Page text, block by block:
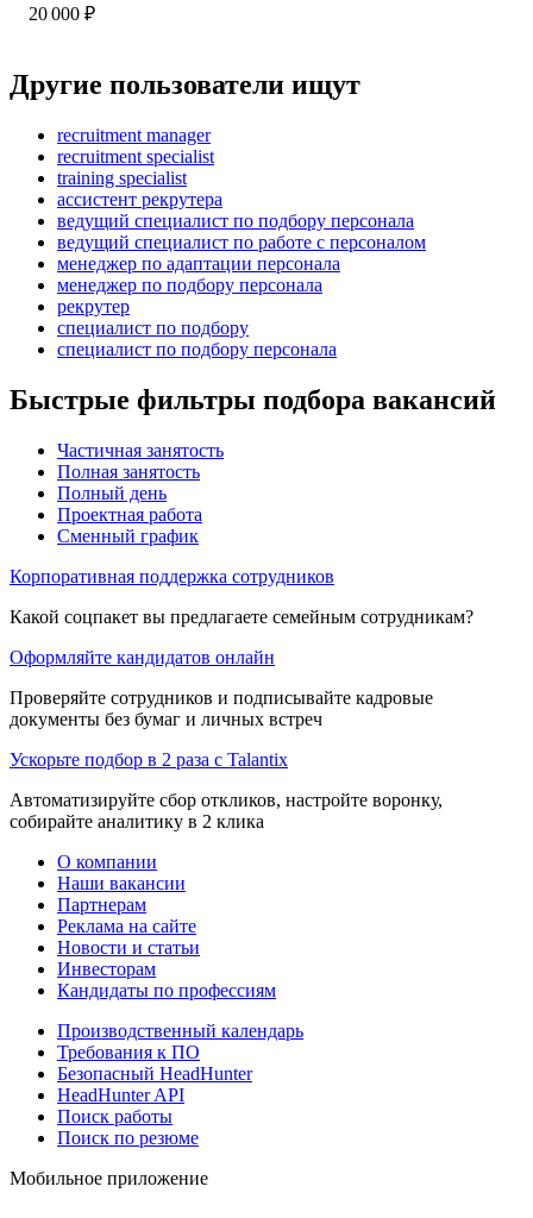
20 000 ₽
Другие пользователи ищут
recruitment manager
recruitment specialist
training specialist
ассистент рекрутера
ведущий специалист по подбору персонала
ведущий специалист по работе с персоналом
менеджер по адаптации персонала
менеджер по подбору персонала
рекрутер
специалист по подбору
специалист по подбору персонала
Быстрые фильтры подбора вакансий
Частичная занятость
Полная занятость
Полный день
Проектная работа
Сменный график
Корпоративная поддержка сотрудников
Какой соцпакет вы предлагаете семейным сотрудникам?
Оформляйте кандидатов онлайн
Проверяйте сотрудников и подписывайте кадровые
документы без бумаг и личных встреч
Ускорьте подбор в 2 раза с Talantix
Автоматизируйте сбор откликов, настройте воронку,
собирайте аналитику в 2 клика
О компании
Наши вакансии
Партнерам
Реклама на сайте
Новости и статьи
Инвесторам
Кандидаты по профессиям
Производственный календарь
Требования к ПО
Безопасный HeadHunter
HeadHunter API
Поиск работы
Поиск по резюме
Мобильное приложение